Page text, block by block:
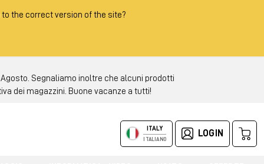
the correct version of the site?
Agosto. Segnaliamo inoltre che alcuni prodotti
dei magazzini. Buone vacanze a tutti!
ITALY
ITALIANO
LOGIN